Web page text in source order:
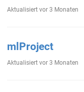
Aktualisiert vor 3 Monaten
mlProject
Aktualisiert vor 3 Monaten